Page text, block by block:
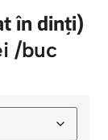
în dinți)
/buc